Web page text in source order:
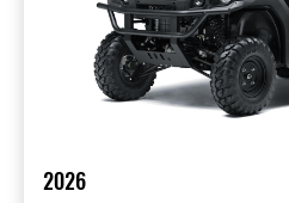
2026